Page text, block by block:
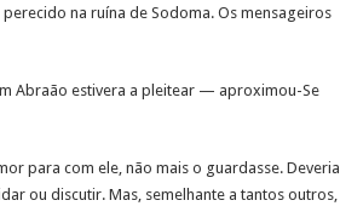
na ruína de Sodoma. Os mensageiros
Abraão estivera a pleitear — aproximou-Se
para com ele, não mais o guardasse. Deveria
ou discutir. Mas, semelhante a tantos outros,